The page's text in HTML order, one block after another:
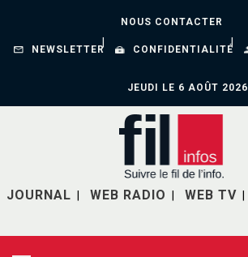
NOUS CONTACTER
NEWSLETTER CONFIDENTIALITÉ
JEUDI LE 6 AOÛT 2026
JOURNAL WEB RADIO WEB TV